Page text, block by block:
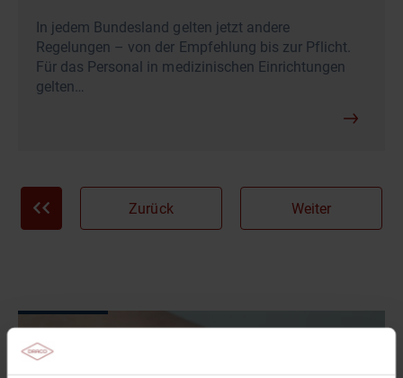
In jedem Bundesland gelten jetzt andere
Regelungen – von der Empfehlung bis zur Pflicht.
Für das Personal in medizinischen Einrichtungen
gelten…
Zurück Weiter